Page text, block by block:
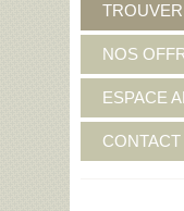
NOS
ESPACE
CONTACT